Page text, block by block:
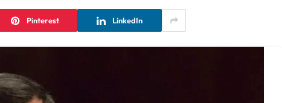
Pinterest LinkedIn